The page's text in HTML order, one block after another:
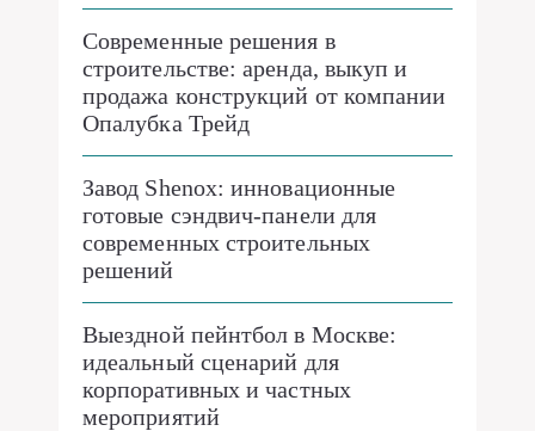
Современные решения в
строительстве: аренда, выкуп и
продажа конструкций от компании
Опалубка Трейд
Завод Shenox: инновационные
готовые сэндвич-панели для
современных строительных
решений
Выездной пейнтбол в Москве:
идеальный сценарий для
корпоративных и частных
мероприятий